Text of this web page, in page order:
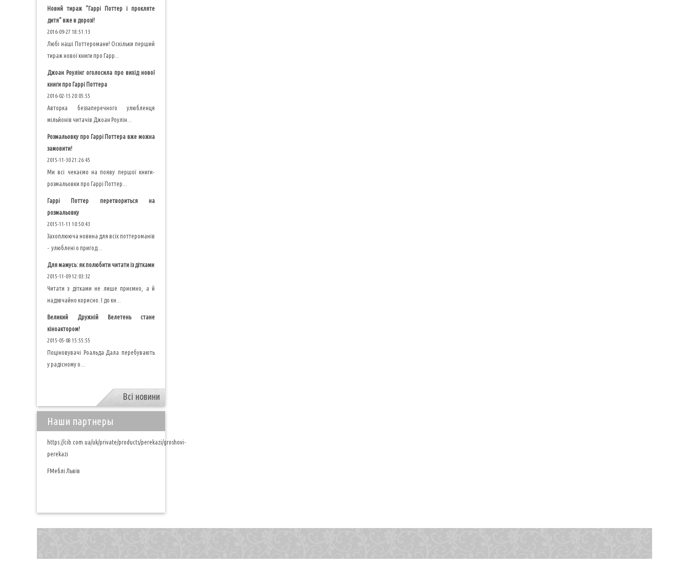
Новий тираж "Гаррі Поттер і прокляте
дитя" вже в дорозі!
2016-09-27 18:51:13
Любі наші Поттеромани! Оскільки перший
тираж нової книги про Гарр...
Джоан Роулінг оголосила про вихід нової
книги про Гаррі Поттера
2016-02-15 20:05:55
Авторка беззаперечного улюбленця
мільйонів читачів Джоан Роулін...
Розмальовку про Гаррі Поттера вже можна
замовити!
2015-11-30 21:26:45
Ми всі чекаємо на появу першої книги-
розмальовки про Гаррі Поттер...
Гаррі Поттер перетвориться на
розмальовку
2015-11-11 10:50:43
Захоплююча новина для всіх поттероманів
- улюблені о пригод...
Для мамусь: як полюбити читати із дітками
2015-11-09 12:03:32
Читати з дітками не лише приємно, а й
надзвчайно корисно. І до кн...
Великий Дружній Велетень стане
кіноактором!
2015-05-08 15:55:55
Поціновувачі Роальда Дала перебувають
у радісному о...
Всі новини
Наши партнеры
https://cib.com.ua/uk/private/products/perekazi/groshovi-
perekazi
FМеблі Львів